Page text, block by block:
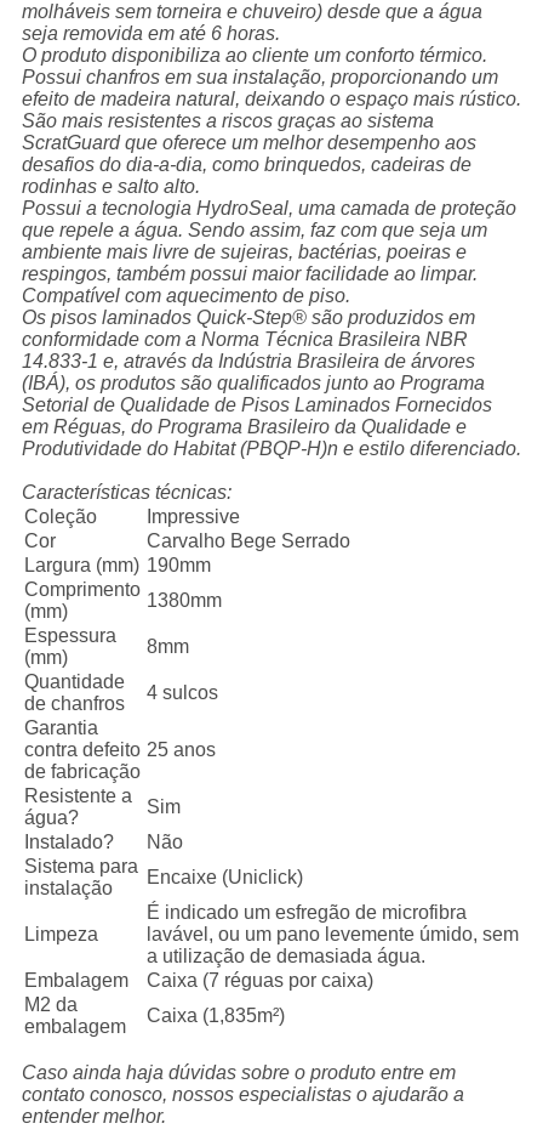
molháveis sem torneira e chuveiro) desde que a água
seja removida em até 6 horas.
O produto disponibiliza ao cliente um conforto térmico.
Possui chanfros em sua instalação, proporcionando um
efeito de madeira natural, deixando o espaço mais rústico.
São mais resistentes a riscos graças ao sistema
ScratGuard que oferece um melhor desempenho aos
desafios do dia-a-dia, como brinquedos, cadeiras de
rodinhas e salto alto.
Possui a tecnologia HydroSeal, uma camada de proteção
que repele a água. Sendo assim, faz com que seja um
ambiente mais livre de sujeiras, bactérias, poeiras e
respingos, também possui maior facilidade ao limpar.
Compatível com aquecimento de piso.
Os pisos laminados Quick-Step® são produzidos em
conformidade com a Norma Técnica Brasileira NBR
14.833-1 e, através da Indústria Brasileira de árvores
(IBÁ), os produtos são qualificados junto ao Programa
Setorial de Qualidade de Pisos Laminados Fornecidos
em Réguas, do Programa Brasileiro da Qualidade e
Produtividade do Habitat (PBQP-H)n e estilo diferenciado.
Características técnicas:
Coleção
Impressive
Cor
Carvalho Bege Serrado
Largura (mm) 190mm
Comprimento
(mm)
1380mm
Espessura
(mm)
8mm
Quantidade
de chanfros
4 sulcos
Garantia
contra defeito
de fabricação
25 anos
Resistente a
gua?
Sim
Instalado?
Não
Sistema para
instalação
Encaixe (Uniclick)
Limpeza
É indicado um esfregão de microfibra
lavável, ou um pano levemente úmido, sem
a utilização de demasiada água.
Embalagem
Caixa (7 réguas por caixa)
M2 da
embalagem
Caixa (1,835m²)
Caso ainda haja dúvidas sobre o produto entre em
contato conosco, nossos especialistas o ajudarão a
entender melhor.